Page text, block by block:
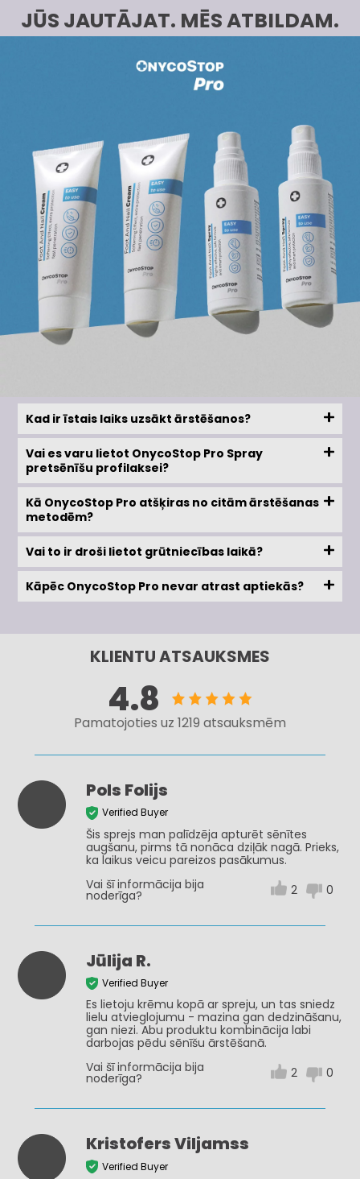
JŪS JAUTĀJAT. MĒS ATBILDAM.
Kad ir īstais laiks uzsākt ārstēšanos?
Vai es varu lietot OnycoStop Pro Spray
pretsēnīšu profilaksei?
Kā OnycoStop Pro atšķiras no citām ārstēšanas
metodēm?
Vai to ir droši lietot grūtniecības laikā?
Kāpēc OnycoStop Pro nevar atrast aptiekās?
KLIENTU ATSAUKSMES
4.8
Pamatojoties uz 1219 atsauksmēm
Pols Folijs
Verified Buyer
Šis sprejs man palīdzēja apturēt sēnītes
augšanu, pirms tā nonāca dziļāk nagā. Prieks,
ka laikus veicu pareizos pasākumus.
Vai šī informācija bija
noderīga? 2 0
Jūlija R.
Verified Buyer
Es lietoju krēmu kopā ar spreju, un tas sniedz
lielu atvieglojumu - mazina gan dedzināšanu,
gan niezi. Abu produktu kombinācija labi
darbojas pēdu sēnīšu ārstēšanā.
Vai šī informācija bija
noderīga? 2 0
Kristofers Viljamss
Verified Buyer